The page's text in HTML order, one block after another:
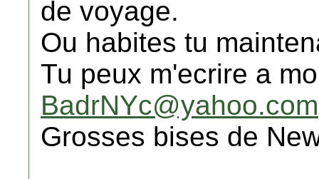
de voyage.
Ou habites tu
Tu peux m'ecrire a
BadrNYc@yahoo.com
Grosses bises de